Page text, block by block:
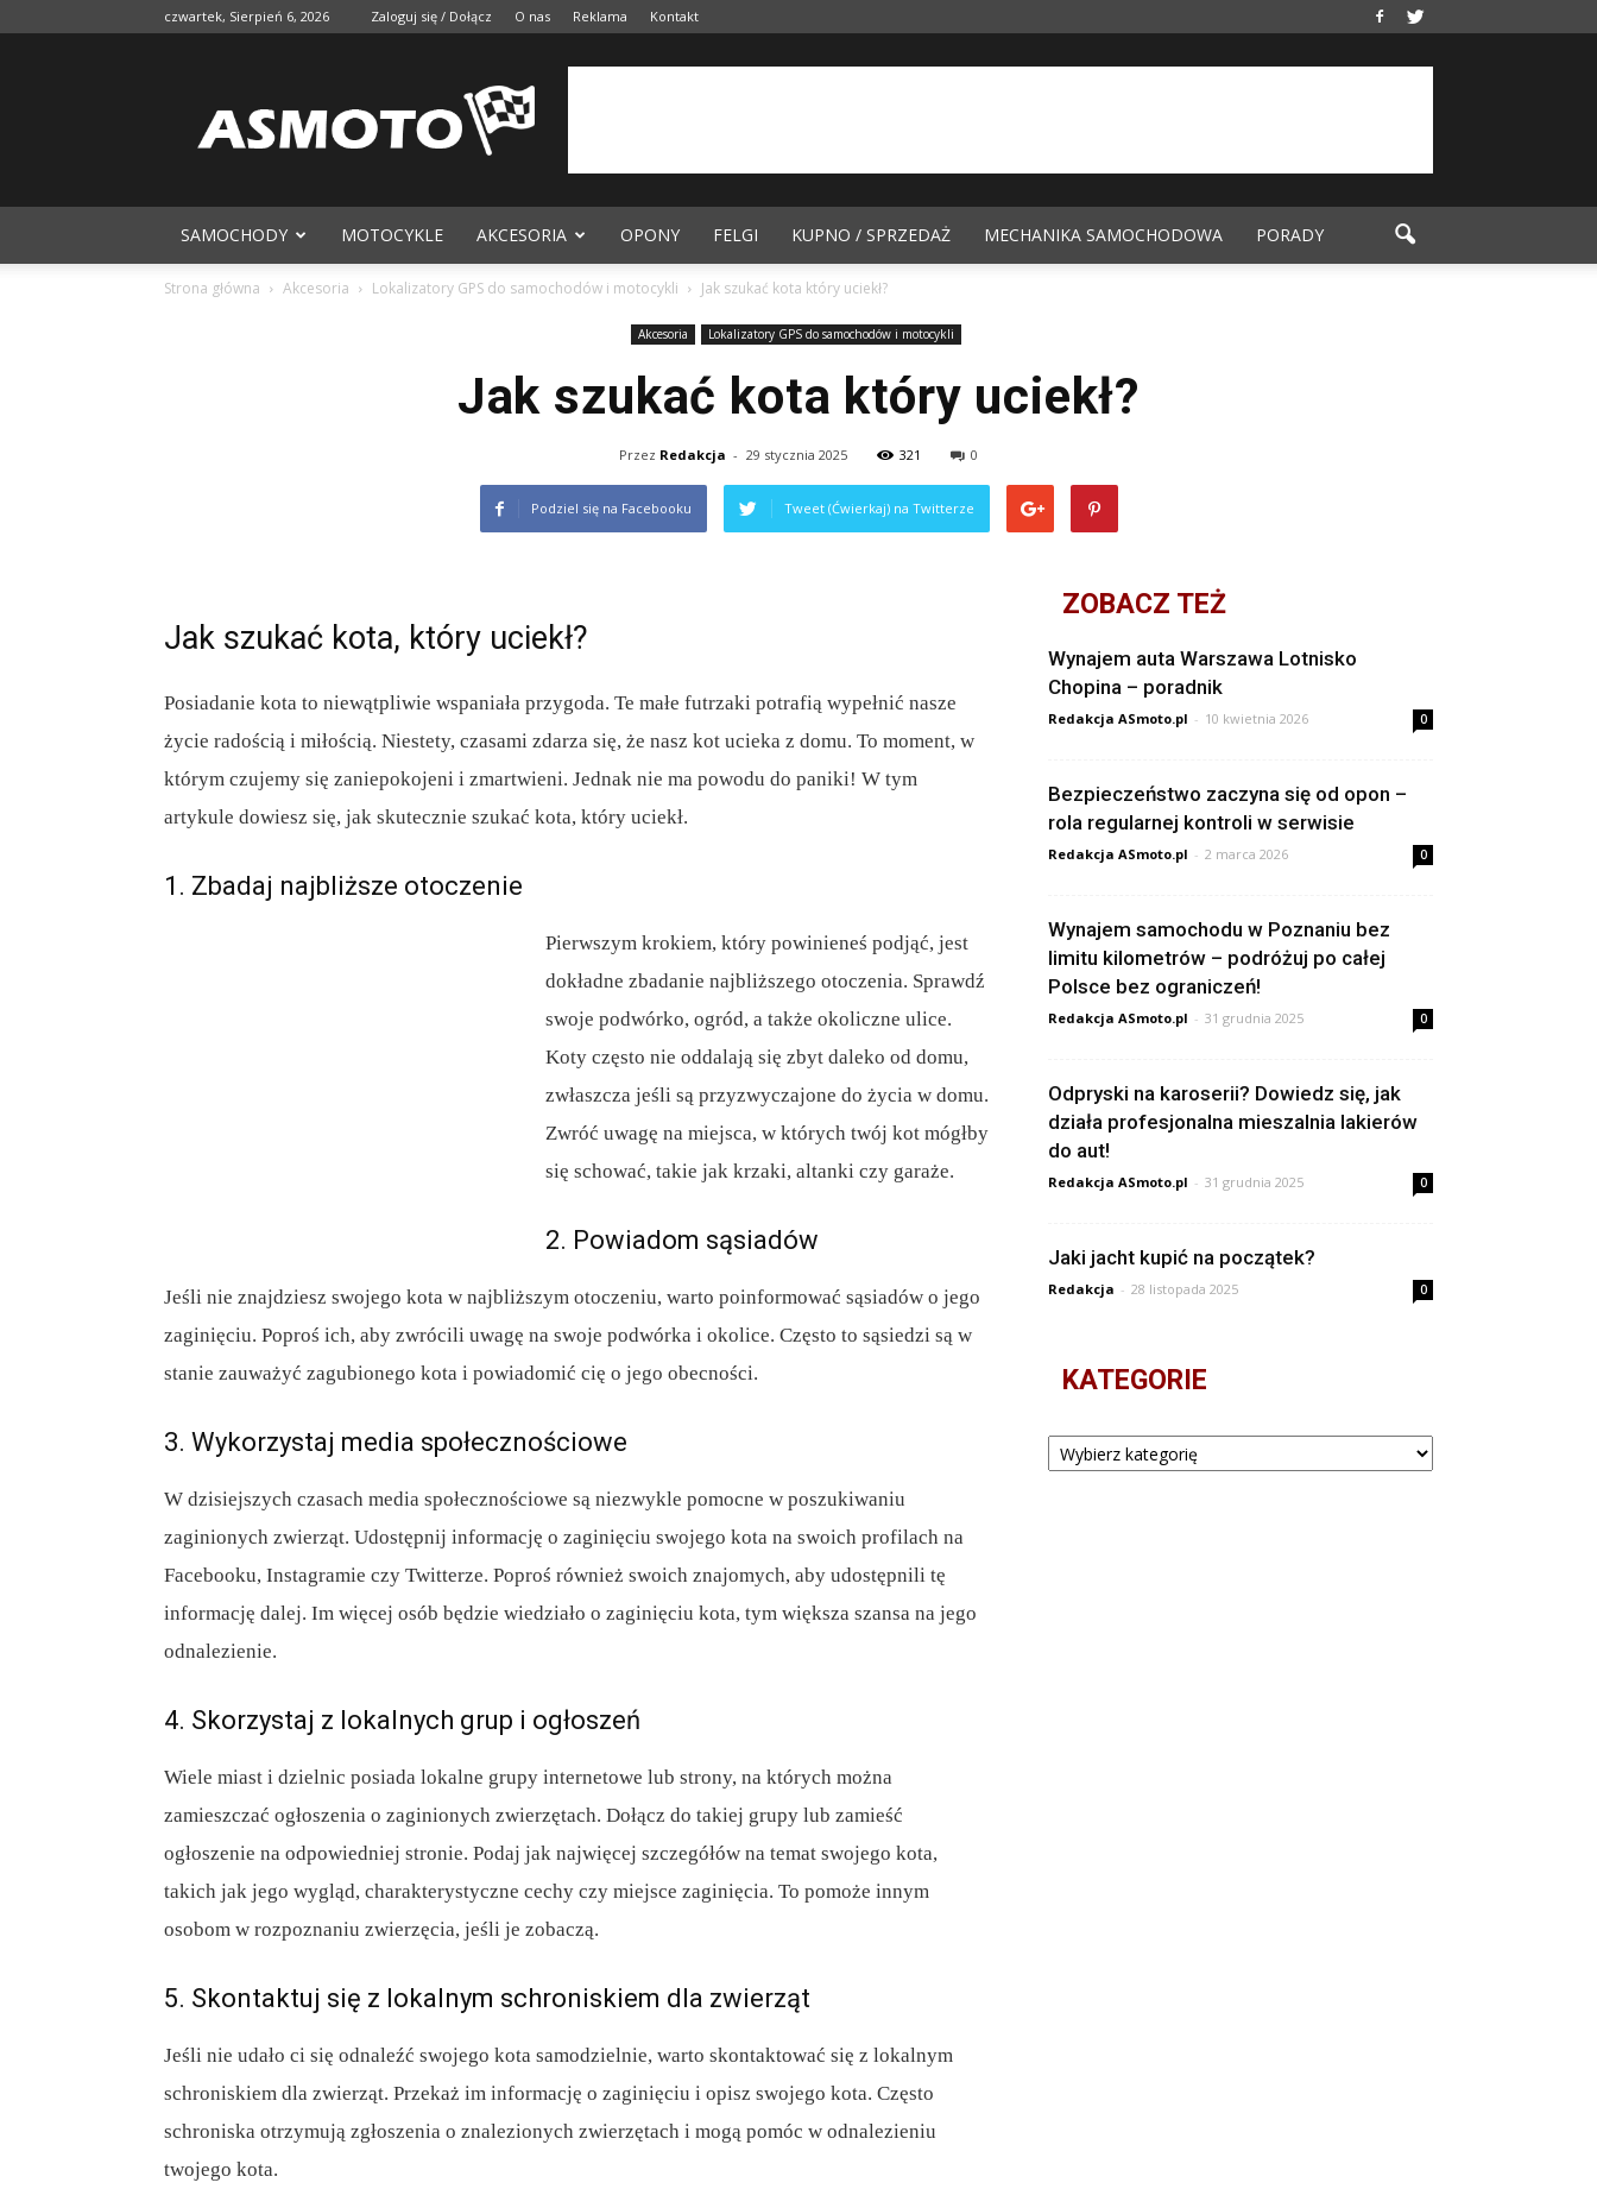
czwartek, Sierpień 6, 2026 Zaloguj się / Dołącz O nas Reklama Kontakt
SAMOCHODY MOTOCYKLE AKCESORIA OPONY FELGI KUPNO / SPRZEDAŻ MECHANIKA SAMOCHODOWA PORADY
Strona główna Akcesoria Lokalizatory GPS do samochodów i motocykli Jak szukać kota który uciekł?
Akcesoria Lokalizatory GPS do samochodów i motocykli
Jak szukać kota który uciekł?
Przez Redakcja - 29 stycznia 2025 321 0
Podziel się na Facebooku Tweet (Ćwierkaj) na Twitterze
Jak szukać kota, który uciekł?
Posiadanie kota to niewątpliwie wspaniała przygoda. Te małe futrzaki potrafią wypełnić nasze
życie radością i miłością. Niestety, czasami zdarza się, że nasz kot ucieka z domu. To moment, w
którym czujemy się zaniepokojeni i zmartwieni. Jednak nie ma powodu do paniki! W tym
artykule dowiesz się, jak skutecznie szukać kota, który uciekł.
1. Zbadaj najbliższe otoczenie
Pierwszym krokiem, który powinieneś podjąć, jest
dokładne zbadanie najbliższego otoczenia. Sprawdź
swoje podwórko, ogród, a także okoliczne ulice.
Koty często nie oddalają się zbyt daleko od domu,
zwłaszcza jeśli są przyzwyczajone do życia w domu.
Zwróć uwagę na miejsca, w których twój kot mógłby
się schować, takie jak krzaki, altanki czy garaże.
2. Powiadom sąsiadów
Jeśli nie znajdziesz swojego kota w najbliższym otoczeniu, warto poinformować sąsiadów o jego
zaginięciu. Poproś ich, aby zwrócili uwagę na swoje podwórka i okolice. Często to sąsiedzi są w
stanie zauważyć zagubionego kota i powiadomić cię o jego obecności.
3. Wykorzystaj media społecznościowe
W dzisiejszych czasach media społecznościowe są niezwykle pomocne w poszukiwaniu
zaginionych zwierząt. Udostępnij informację o zaginięciu swojego kota na swoich profilach na
Facebooku, Instagramie czy Twitterze. Poproś również swoich znajomych, aby udostępnili tę
informację dalej. Im więcej osób będzie wiedziało o zaginięciu kota, tym większa szansa na jego
odnalezienie.
4. Skorzystaj z lokalnych grup i ogłoszeń
Wiele miast i dzielnic posiada lokalne grupy internetowe lub strony, na których można
zamieszczać ogłoszenia o zaginionych zwierzętach. Dołącz do takiej grupy lub zamieść
ogłoszenie na odpowiedniej stronie. Podaj jak najwięcej szczegółów na temat swojego kota,
takich jak jego wygląd, charakterystyczne cechy czy miejsce zaginięcia. To pomoże innym
osobom w rozpoznaniu zwierzęcia, jeśli je zobaczą.
5. Skontaktuj się z lokalnym schroniskiem dla zwierząt
Jeśli nie udało ci się odnaleźć swojego kota samodzielnie, warto skontaktować się z lokalnym
schroniskiem dla zwierząt. Przekaż im informację o zaginięciu i opisz swojego kota. Często
schroniska otrzymują zgłoszenia o znalezionych zwierzętach i mogą pomóc w odnalezieniu
twojego kota.
ZOBACZ TEŻ
Wynajem auta Warszawa Lotnisko
Chopina – poradnik
Redakcja ASmoto.pl - 10 kwietnia 2026 0
Bezpieczeństwo zaczyna się od opon –
rola regularnej kontroli w serwisie
Redakcja ASmoto.pl - 2 marca 2026 0
Wynajem samochodu w Poznaniu bez
limitu kilometrów – podróżuj po całej
Polsce bez ograniczeń!
Redakcja ASmoto.pl - 31 grudnia 2025 0
Odpryski na karoserii? Dowiedz się, jak
działa profesjonalna mieszalnia lakierów
do aut!
Redakcja ASmoto.pl - 31 grudnia 2025 0
Jaki jacht kupić na początek?
Redakcja - 28 listopada 2025 0
KATEGORIE
Kategorie